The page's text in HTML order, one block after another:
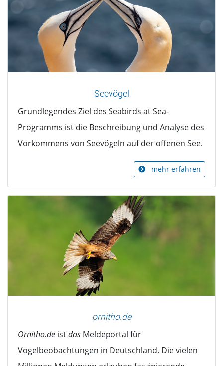
Seevögel
Grundlegendes Ziel des Seabirds at Sea-
Programms ist die Beschreibung und Analyse des
Vorkommens von Seevögeln auf der offenen See.
mehr erfahren
ornitho.de
Ornitho.de istdas Meldeportal für
Vogelbeobachtungen in Deutschland. Die vielen